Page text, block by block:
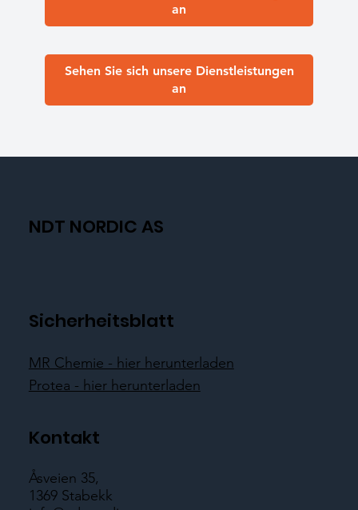
an
Sehen Sie sich unsere Dienstleistungen
an
NDT NORDIC AS
Sicherheitsblatt
MR Chemie - hier herunterladen
Protea - hier herunterladen
Kontakt
Åsveien 35,
1369 Stabekk